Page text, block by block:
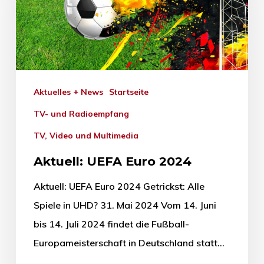
Aktuelles + News Startseite
TV- und Radioempfang
TV, Video und Multimedia
Aktuell: UEFA Euro 2024
Aktuell: UEFA Euro 2024 Getrickst: Alle
Spiele in UHD? 31. Mai 2024 Vom 14. Juni
bis 14. Juli 2024 findet die Fußball-
Europameisterschaft in Deutschland statt…